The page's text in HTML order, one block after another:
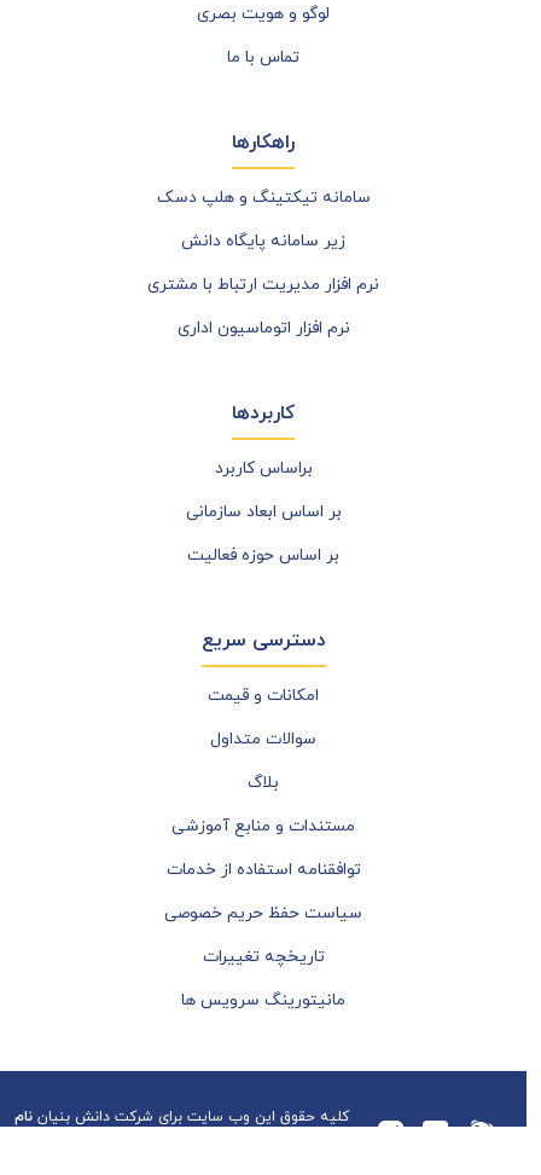
لوگو و هویت بصری
تماس با ما
راهکارها
سامانه تیکتینگ و هلپ دسک
زیر سامانه پایگاه دانش
نرم افزار مدیریت ارتباط با مشتری
نرم افزار اتوماسیون اداری
کاربردها
براساس کاربرد
بر اساس ابعاد سازمانی
بر اساس حوزه فعالیت
دسترسی سریع
امکانات و قیمت
سوالات متداول
بلاگ
مستندات و منابع آموزشی
توافقنامه استفاده از خدمات
سیاست حفظ حریم خصوصی
تاریخچه تغییرات
مانیتورینگ سرویس ها
کلیه حقوق این وب سایت برای شرکت دانش بنیان نام